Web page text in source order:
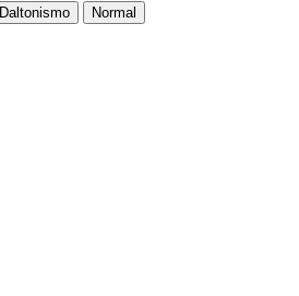
Colores Daltonismo Normal